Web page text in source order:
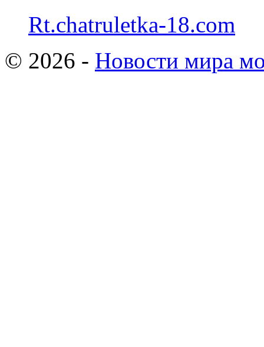
Rt.chatruletka-18.com
© 2026 - Новости мира